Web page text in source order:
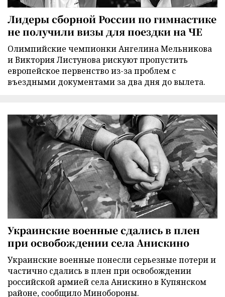
Лидеры сборной России по гимнастике
не получили визы для поездки на ЧЕ
Олимпийские чемпионки Ангелина Мельникова
и Виктория Листунова рискуют пропустить
европейское первенство из-за проблем с
въездными документами за два дня до вылета.
Украинские военные сдались в плен
при освобождении села Анискино
Украинские военные понесли серьезные потери и
частично сдались в плен при освобождении
российской армией села Анискино в Купянском
районе, сообщило Минобороны.